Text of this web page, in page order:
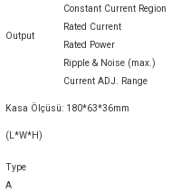
Output
Constant Current Region
Rated Current
Rated Power
Ripple & Noise (max.)
Current ADJ. Range
Kasa Ölçüsü: 180*63*36mm
(L*W*H)
Type
A